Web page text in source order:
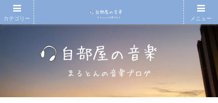
カテゴリー メニュー